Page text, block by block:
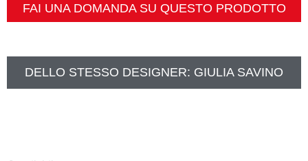
FAI UNA DOMANDA SU QUESTO PRODOTTO
DELLO STESSO DESIGNER: GIULIA SAVINO